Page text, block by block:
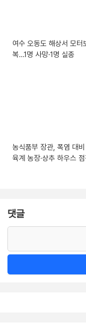
여수 오동도 해상서 모터
복…1명 사망·1명 실종
농식품부 장관, 폭염 대
육계 농장·상추 하우스 점
댓글